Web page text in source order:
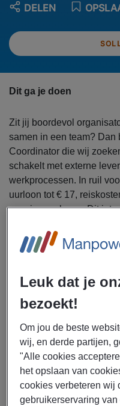
DELEN
Dit ga je doen
Zit jij boordevol
samen in een team? Dan
Coordinator die wij
schakelt met externe
werkprocessen. In ruil
uurloon tot € 17,
pensioenopbouw. Dit
ontwikkelen. Ben jij klaar
nemen? Solliciteer nu!
Uitzendbureau
maintenance
Als maintenance
volgende
Organiseren van
van diverse
zoals extruders,
Leuk dat je
bezoekt!
Om jou de beste
wij, en derde partijen,
"Alle cookies
het opslaan van
cookies verbeteren wij
gebruikerservaring